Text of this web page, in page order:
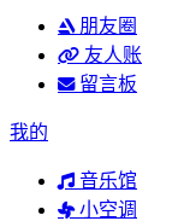
朋友圈
友人账
留言板
我的
音乐馆
小空调